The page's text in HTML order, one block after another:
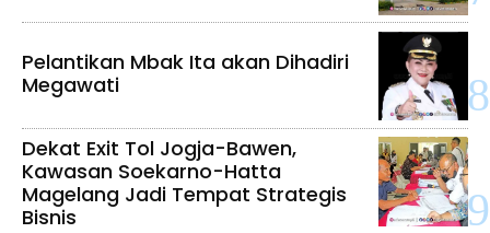
Pelantikan Mbak Ita akan Dihadiri
Megawati
Dekat Exit Tol Jogja-Bawen,
Kawasan Soekarno-Hatta
Magelang Jadi Tempat Strategis
Bisnis